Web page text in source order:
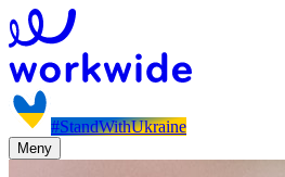
#StandWithUkraine
Meny